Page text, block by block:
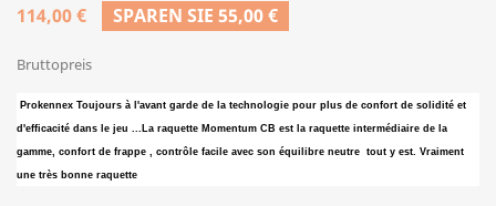
114,00 €
SPAREN SIE 55,00 €
Bruttopreis
Prokennex Toujours à l'avant garde de la technologie pour plus de confort de solidité et
d'efficacité dans le jeu ...La raquette Momentum CB est la raquette intermédiaire de la
gamme, confort de frappe , contrôle facile avec son équilibre neutre tout y est. Vraiment
une très bonne raquette